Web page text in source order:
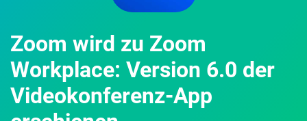
Zoom wird zu Zoom
Workplace: Version 6.0 der
Videokonferenz-App